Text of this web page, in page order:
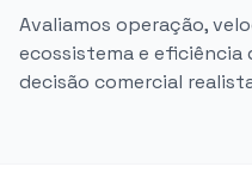
Avaliamos operação,
ecossistema e eficiência
decisão comercial